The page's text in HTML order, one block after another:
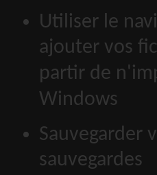
Utiliser le
ajouter vos
partir de
Windows
Sauvegarder
sauvegardes